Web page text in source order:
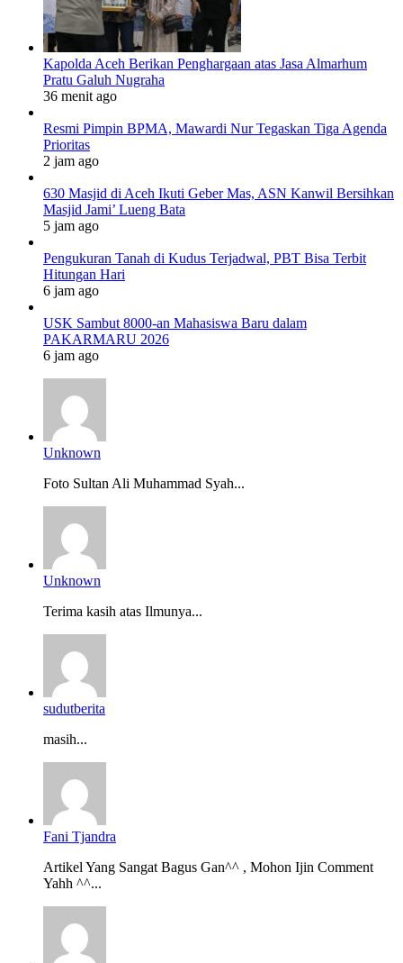
Kapolda Aceh Berikan Penghargaan atas Jasa Almarhum
Pratu Galuh Nugraha
36 menit ago
Resmi Pimpin BPMA, Mawardi Nur Tegaskan Tiga Agenda
Prioritas
2 jam ago
630 Masjid di Aceh Ikuti Geber Mas, ASN Kanwil Bersihkan
Masjid Jami’ Lueng Bata
5 jam ago
Pengukuran Tanah di Kudus Terjadwal, PBT Bisa Terbit
Hitungan Hari
6 jam ago
USK Sambut 8000-an Mahasiswa Baru dalam
PAKARMARU 2026
6 jam ago
Unknown
Foto Sultan Ali Muhammad Syah...
Unknown
Terima kasih atas Ilmunya...
sudutberita
masih...
Fani Tjandra
Artikel Yang Sangat Bagus Gan^^ , Mohon Ijin Comment
Yahh ^^...